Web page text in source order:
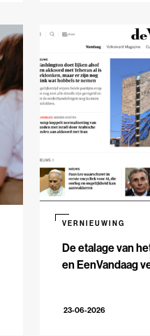
De etalage van
en EenVandaag
VERNIEUWING
23-06-2026